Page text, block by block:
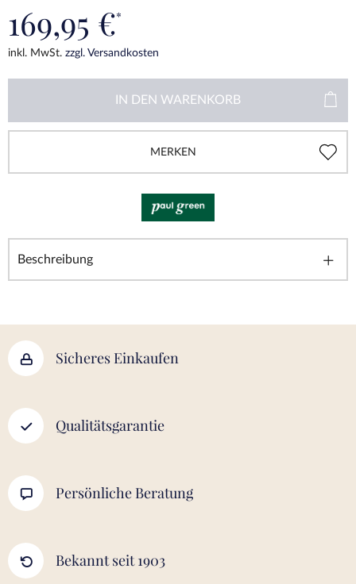
169,95 €*
inkl. MwSt. zzgl. Versandkosten
IN DEN WARENKORB
MERKEN
Beschreibung
Sicheres Einkaufen
Qualitätsgarantie
Persönliche Beratung
Bekannt seit 1903